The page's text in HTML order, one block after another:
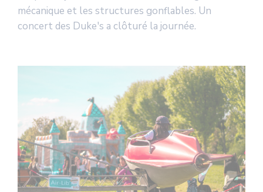
mécanique et les structures gonflables. Un
concert des Duke's a clôturé la journée.